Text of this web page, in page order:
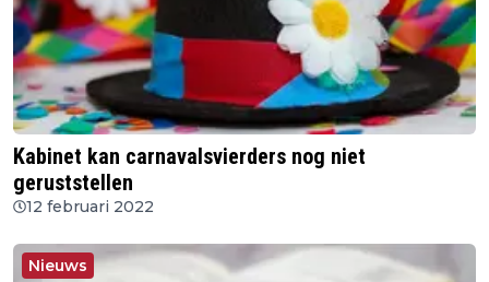
Kabinet kan carnavalsvierders nog niet
geruststellen
12 februari 2022
Nieuws